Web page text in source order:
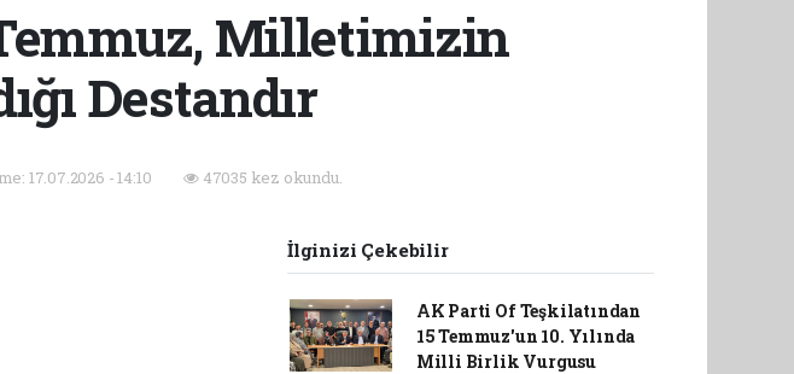
Milletimizin
Destandır
17.07.2026 - 14:10 47035 kez okundu.
İlginizi Çekebilir
AK Parti Of Teşkilatından
15 Temmuz'un 10. Yılında
Milli Birlik Vurgusu